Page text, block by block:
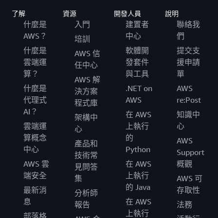
了解
什麼是
AWS？
什麼是
雲端運
算？
什麼是
代理式
AI？
雲端運
算概念
中心
AWS 雲
端安全
最新消
息
資源
入門
培訓
AWS 信
任中心
AWS 解
決方案
程式庫
架構中
心
產品和
技術常
見問答
集
分析師
報告
開發人員
建置者
中心
軟體開
發套件
與工具
.NET on
AWS
在 AWS
上執行
的
Python
在 AWS
上執行
的 Java
在 AWS
上執行
說明
聯絡我
們
提交支
援申請
單
AWS
re:Post
知識中
心
AWS
Support
概觀
AWS 可
存取性
法務